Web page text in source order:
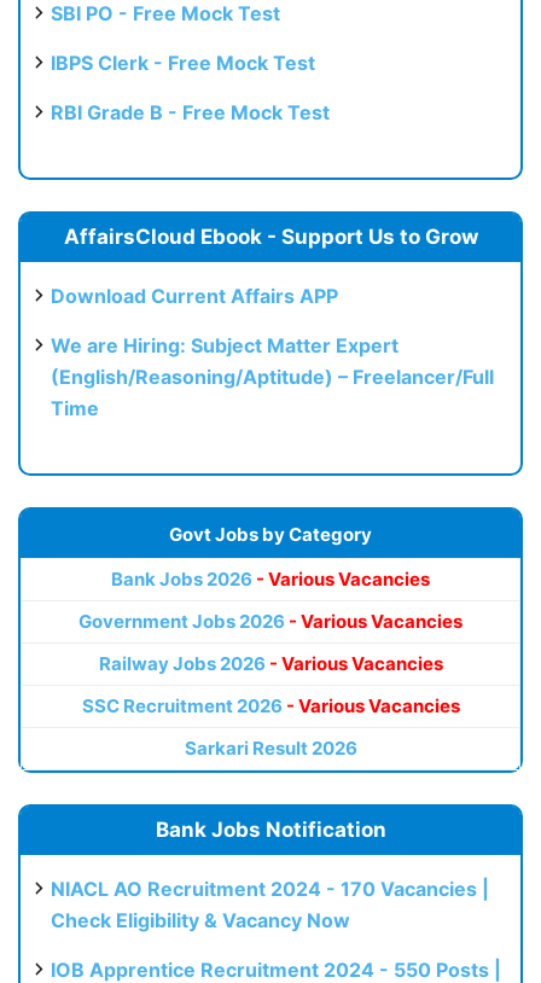
SBI PO - Free Mock Test
IBPS Clerk - Free Mock Test
RBI Grade B - Free Mock Test
AffairsCloud Ebook - Support Us to Grow
Download Current Affairs APP
We are Hiring: Subject Matter Expert
(English/Reasoning/Aptitude) – Freelancer/Full
Time
Govt Jobs by Category
Bank Jobs 2026 - Various Vacancies
Government Jobs 2026 - Various Vacancies
Railway Jobs 2026 - Various Vacancies
SSC Recruitment 2026 - Various Vacancies
Sarkari Result 2026
Bank Jobs Notification
NIACL AO Recruitment 2024 - 170 Vacancies |
Check Eligibility & Vacancy Now
IOB Apprentice Recruitment 2024 - 550 Posts |